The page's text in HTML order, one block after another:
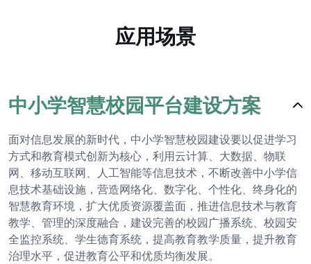
应用场景
中小学智慧校园平台建设方案
面对信息发展的新时代，中小学智慧校园建设要以促进学习
方式和教育模式创新为核心，利用云计算、大数据、物联
网、移动互联网、人工智能等信息技术，不断改善中小学信
息技术基础设施，营造网络化、数字化、个性化、终身化的
智慧教育环境，扩大优质资源覆盖面，推进信息技术与教育
教学、管理的深度融合，建设完善的校园广播系统、校园安
全监控系统、学生德育系统，提高教育教学质量，提升教育
治理水平，促进教育公平和优质均衡发展。